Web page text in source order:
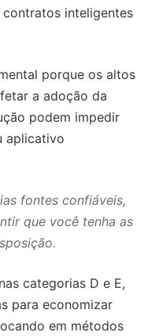
contratos inteligentes
porque os altos
a adoção da
podem impedir
aplicativo
fontes confiáveis,
que você tenha as
categorias D e E,
para economizar
em métodos